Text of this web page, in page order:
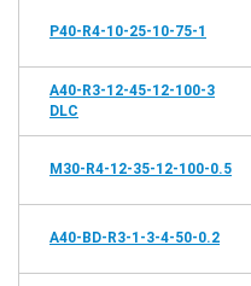
P40-R4-10-25-10-75-1
A40-R3-12-45-12-100-3
DLC
M30-R4-12-35-12-100-0.5
A40-BD-R3-1-3-4-50-0.2